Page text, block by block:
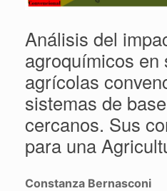
Análisis del
agroquímicos en
agrícolas
sistemas de
cercanos. Sus
para una
Constanza Bernasconi